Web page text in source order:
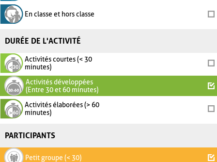
En classe et hors classe
DURÉE DE L'ACTIVITÉ
Activités courtes (< 30
minutes)
Activités développées
(Entre 30 et 60 minutes)
Activités élaborées (> 60
minutes)
PARTICIPANTS
Petit groupe (< 30)